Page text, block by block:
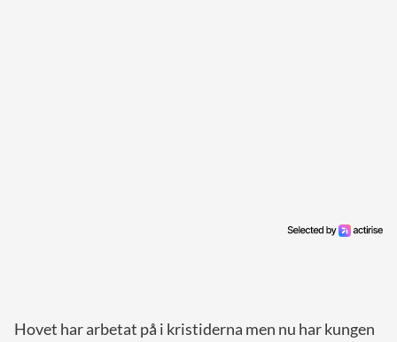
Hovet har arbetat på i kristiderna men nu har kungen